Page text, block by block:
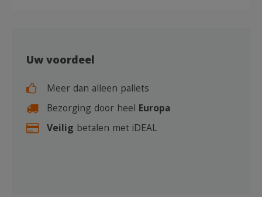
Uw voordeel
Meer dan alleen pallets
Bezorging door heel Europa
Veilig betalen met iDEAL